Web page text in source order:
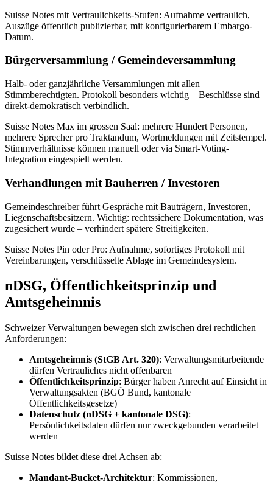
Suisse Notes mit Vertraulichkeits-Stufen: Aufnahme vertraulich,
Auszüge öffentlich publizierbar, mit konfigurierbarem Embargo-
Datum.
Bürgerversammlung / Gemeindeversammlung
Halb- oder ganzjährliche Versammlungen mit allen
Stimmberechtigten. Protokoll besonders wichtig – Beschlüsse sind
direkt-demokratisch verbindlich.
Suisse Notes Max im grossen Saal: mehrere Hundert Personen,
mehrere Sprecher pro Traktandum, Wortmeldungen mit Zeitstempel.
Stimmverhältnisse können manuell oder via Smart-Voting-
Integration eingespielt werden.
Verhandlungen mit Bauherren / Investoren
Gemeindeschreiber führt Gespräche mit Bauträgern, Investoren,
Liegenschaftsbesitzern. Wichtig: rechtssichere Dokumentation, was
zugesichert wurde – verhindert spätere Streitigkeiten.
Suisse Notes Pin oder Pro: Aufnahme, sofortiges Protokoll mit
Vereinbarungen, verschlüsselte Ablage im Gemeindesystem.
nDSG, Öffentlichkeitsprinzip und
Amtsgeheimnis
Schweizer Verwaltungen bewegen sich zwischen drei rechtlichen
Anforderungen:
Amtsgeheimnis (StGB Art. 320): Verwaltungsmitarbeitende
dürfen Vertrauliches nicht offenbaren
Öffentlichkeitsprinzip: Bürger haben Anrecht auf Einsicht in
Verwaltungsakten (BGÖ Bund, kantonale
Öffentlichkeitsgesetze)
Datenschutz (nDSG + kantonale DSG):
Persönlichkeitsdaten dürfen nur zweckgebunden verarbeitet
werden
Suisse Notes bildet diese drei Achsen ab:
Mandant-Bucket-Architektur: Kommissionen,